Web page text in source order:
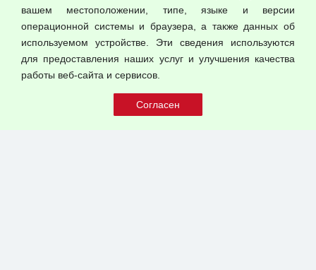
© 2026 ООО "Феникс"
Публичная оферта
вашем местоположении, типе, языке и версии
операционной системы и браузера, а также данных об
используемом устройстве. Эти сведения используются
для предоставления наших услуг и улучшения качества
работы веб-сайта и сервисов.